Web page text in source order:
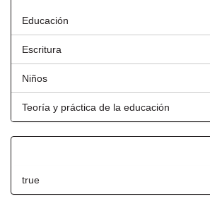
Educación
Escritura
Niños
Teoría y práctica de la educación
true